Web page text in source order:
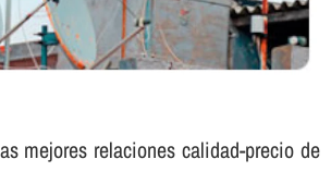
mejores relaciones calidad-precio de